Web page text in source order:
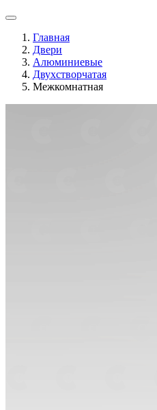
Главная
Двери
Алюминиевые
Двухстворчатая
Межкомнатная